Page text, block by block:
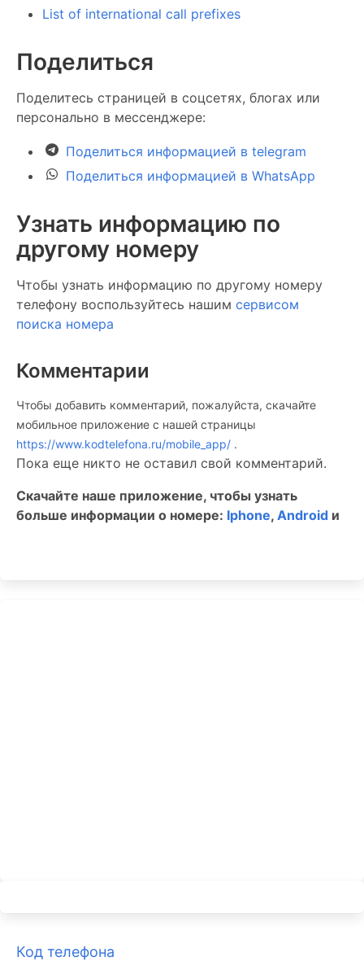
List of international call prefixes
Поделиться
Поделитесь страницей в соцсетях, блогах или
персонально в мессенджере:
Поделиться информацией в telegram
Поделиться информацией в WhatsApp
Узнать информацию по
другому номеру
Чтобы узнать информацию по другому номеру
телефону воспользуйтесь нашим сервисом
поиска номера
Комментарии
Чтобы добавить комментарий, пожалуйста, скачайте
мобильное приложение c нашей страницы
https://www.kodtelefona.ru/mobile_app/ .
Пока еще никто не оставил свой комментарий.
Скачайте наше приложение, чтобы узнать
больше информации о номере: Iphone, Android и
Код телефона